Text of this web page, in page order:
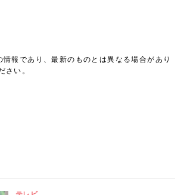
報であり、最新のものとは異なる場合があり
さい。